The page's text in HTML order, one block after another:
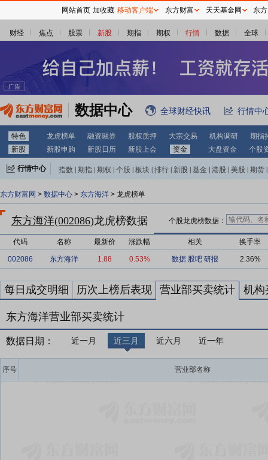
财经 焦点 股票 新股 期指 期权 行情 数据 全球
数据中心 全球财经快讯 行情中
特色 龙虎榜单 融资融券 股权质押 大宗交易 机构调研
期指
新股
新股申购 新股日历 新股上会 资金 大盘资金 个股
行情中心 指数 期指 期权 个股 板块 排行 新股 基金 港股 美股 期货
东方财富网 > 数据中心 > 东方海洋 > 龙虎榜单
东方海洋(002086)龙虎榜数据 个股龙虎榜数据：
代码 名称 最新价 涨跌幅 相关 换手率
002086 东方海洋 1.88 0.53% 数据 股吧 研报 2.36%
每日成交明细 历次上榜后表现 营业部买卖统计 机构
东方海洋营业部买卖统计
数据日期： 近一月 近三月 近六月 近一年
序号 营业部名称
网站首页 加收藏 移动客户端 东方财富 天天基金网 东